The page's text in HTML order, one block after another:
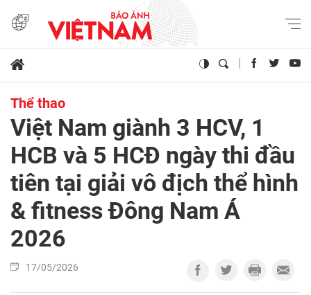
Thể thao
Việt Nam giành 3 HCV, 1
HCB và 5 HCĐ ngày thi đầu
tiên tại giải vô địch thể hình
& fitness Đông Nam Á
2026
17/05/2026